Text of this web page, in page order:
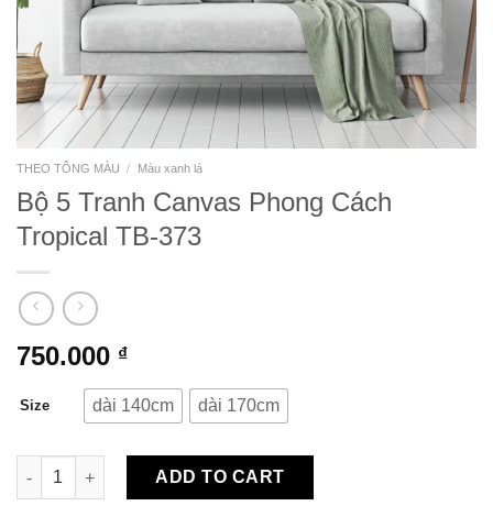
THEO TÔNG MÀU / Màu xanh lá
Bộ 5 Tranh Canvas Phong Cách
Tropical TB-373
750.000 ₫
Size dài 140cm dài 170cm
Bộ 5 Tranh Canvas Phong Cách Tropical TB-373 quantity
ADD TO CART